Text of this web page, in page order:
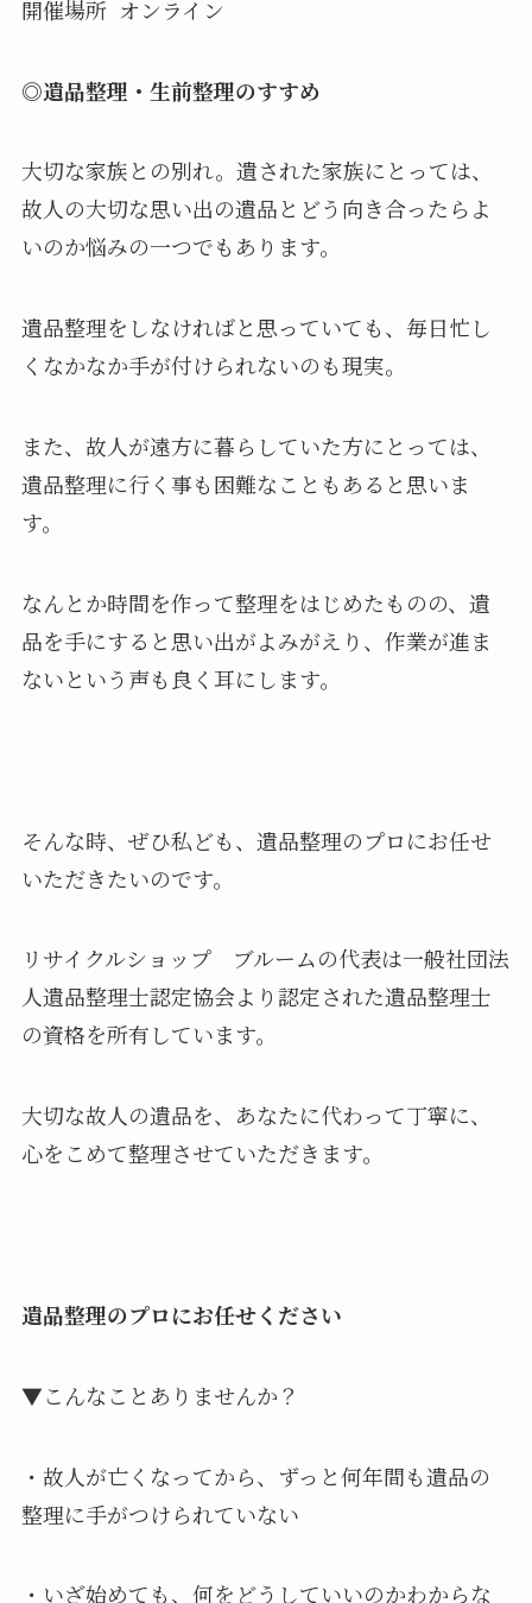
開催場所 オンライン
◎遺品整理・生前整理のすすめ
大切な家族との別れ。遺された家族にとっては、
故人の大切な思い出の遺品とどう向き合ったらよ
いのか悩みの一つでもあります。
遺品整理をしなければと思っていても、毎日忙し
くなかなか手が付けられないのも現実。
また、故人が遠方に暮らしていた方にとっては、
遺品整理に行く事も困難なこともあると思いま
す。
なんとか時間を作って整理をはじめたものの、遺
品を手にすると思い出がよみがえり、作業が進ま
ないという声も良く耳にします。
そんな時、ぜひ私ども、遺品整理のプロにお任せ
いただきたいのです。
リサイクルショップ ブルームの代表は一般社団法
人遺品整理士認定協会より認定された遺品整理士
の資格を所有しています。
大切な故人の遺品を、あなたに代わって丁寧に、
心をこめて整理させていただきます。
遺品整理のプロにお任せください
▼こんなことありませんか？
・故人が亡くなってから、ずっと何年間も遺品の
整理に手がつけられていない
・いざ始めても、何をどうしていいのかわからな